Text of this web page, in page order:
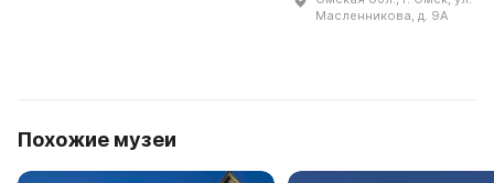
Масленникова, д. 9А
Похожие музеи